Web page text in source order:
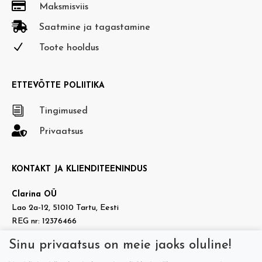
 Maksmisviis
 Saatmine ja tagastamine
N Toote hooldus
ETTEVÕTTE POLIITIKA
i Tingimused
 Privaatsus
KONTAKT JA KLIENDITEENINDUS
Clarina OÜ
Lao 2a-12, 51010 Tartu, Eesti
REG nr: 12376466
info@doradora.ee
Sinu privaatsus on meie jaoks oluline!